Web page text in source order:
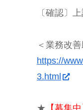
〔確認〕
＜業務改
https://
3.html